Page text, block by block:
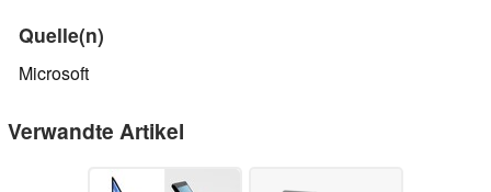
Quelle(n)
Microsoft
Verwandte Artikel